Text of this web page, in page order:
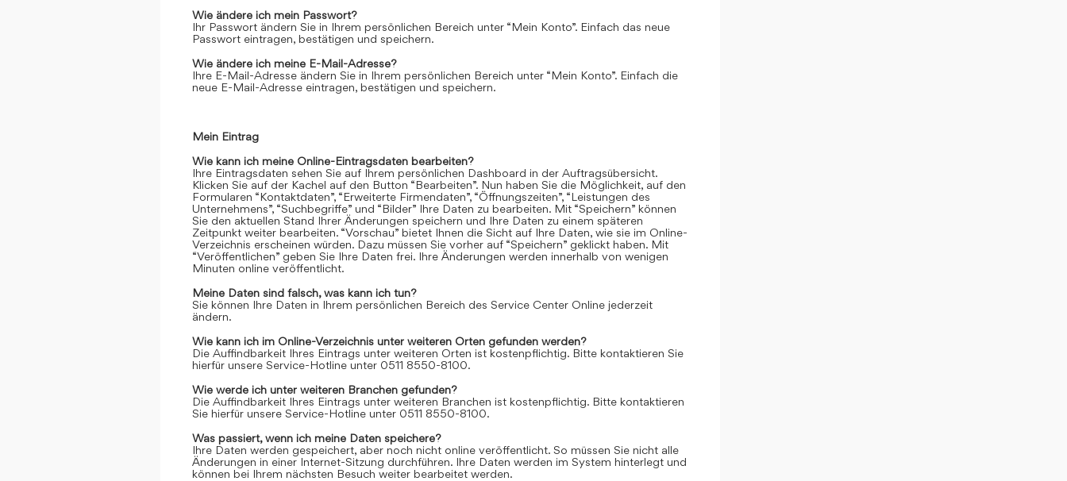
Wie ändere ich mein Passwort?
Ihr Passwort ändern Sie in Ihrem persönlichen Bereich unter “Mein Konto”. Einfach das neue
Passwort eintragen, bestätigen und speichern.
Wie ändere ich meine E-Mail-Adresse?
Ihre E-Mail-Adresse ändern Sie in Ihrem persönlichen Bereich unter “Mein Konto”. Einfach die
neue E-Mail-Adresse eintragen, bestätigen und speichern.
Mein Eintrag
Wie kann ich meine Online-Eintragsdaten bearbeiten?
Ihre Eintragsdaten sehen Sie auf Ihrem persönlichen Dashboard in der Auftragsübersicht.
Klicken Sie auf der Kachel auf den Button “Bearbeiten”. Nun haben Sie die Möglichkeit, auf den
Formularen “Kontaktdaten”, “Erweiterte Firmendaten”, “Öffnungszeiten”, “Leistungen des
Unternehmens”, “Suchbegriffe” und “Bilder” Ihre Daten zu bearbeiten. Mit “Speichern” können
Sie den aktuellen Stand Ihrer Änderungen speichern und Ihre Daten zu einem späteren
Zeitpunkt weiter bearbeiten. “Vorschau” bietet Ihnen die Sicht auf Ihre Daten, wie sie im Online-
Verzeichnis erscheinen würden. Dazu müssen Sie vorher auf “Speichern” geklickt haben. Mit
“Veröffentlichen” geben Sie Ihre Daten frei. Ihre Änderungen werden innerhalb von wenigen
Minuten online veröffentlicht.
Meine Daten sind falsch, was kann ich tun?
Sie können Ihre Daten in Ihrem persönlichen Bereich des Service Center Online jederzeit
ändern.
Wie kann ich im Online-Verzeichnis unter weiteren Orten gefunden werden?
Die Auffindbarkeit Ihres Eintrags unter weiteren Orten ist kostenpflichtig. Bitte kontaktieren Sie
hierfür unsere Service-Hotline unter 0511 8550-8100.
Wie werde ich unter weiteren Branchen gefunden?
Die Auffindbarkeit Ihres Eintrags unter weiteren Branchen ist kostenpflichtig. Bitte kontaktieren
Sie hierfür unsere Service-Hotline unter 0511 8550-8100.
Was passiert, wenn ich meine Daten speichere?
Ihre Daten werden gespeichert, aber noch nicht online veröffentlicht. So müssen Sie nicht alle
Änderungen in einer Internet-Sitzung durchführen. Ihre Daten werden im System hinterlegt und
können bei Ihrem nächsten Besuch weiter bearbeitet werden.